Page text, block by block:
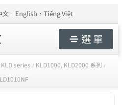
文 English Tiếng Việt
選 單
KLD series / KLD1000, KLD2000 系列 /